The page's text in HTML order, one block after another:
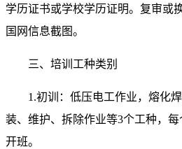
学历证书或学校学历证明。复审或
国网信息截图。
三、培训工种类别
1.初训：低压电工作业，熔化
装、维护、拆除作业等3个工种，
开班。